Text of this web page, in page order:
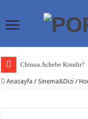
Chinua Achebe Kimdir?
Craig Higginson Kimdir?
Anasayfa / Sinema&Dizi /